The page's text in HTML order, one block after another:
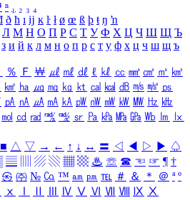
ⁿ ₁ ₂ ₃ ₄
ð ħ ı ĳ ĸ ŀ ł ø œ ß þ ŧ ŋ ŉ
Л М Н О П Р С Т У Ф Х Ц Ч Ш Щ Ъ
з и й к л м н о п р с т у ф х ц ч ш щ ъ
％ Ｆ ￦ ㎕ ㎖ ㎗ ℓ ㎘ ㏄ ㎣ ㎤ ㎥ ㎦
㎢ ㏊ ㎍ ㎎ ㎏ ㏏ ㎈ ㎉ ㏈ ㎧ ㎨ ㎰
㎀ ㎁ ㎂ ㎃ ㎄ ㎺ ㎻ ㎽ ㎾ ㎿ ㎐ ㎑
㏖ ㏅ ㎭ ㎮ ㎯ ㏛ ㎩ ㎪ ㎫ ㎬ ㏝ ㏐
㏓
■ △ ▽ → ← ↑ ↓ ↔ 〓 ◁ ◀ ▷ ▶ ♤
▤ ▨ ▧ ▦ ▩ ♨ ☏ ☎ ☜ ☞ ¶ †
㉿ ㈜ № ㏇ ™ ㏂ ㏘ ℡ ＃ ＆ ＊ ＠ ª º
ⅹ Ⅳ Ⅴ Ⅵ Ⅶ Ⅷ Ⅸ Ⅹ